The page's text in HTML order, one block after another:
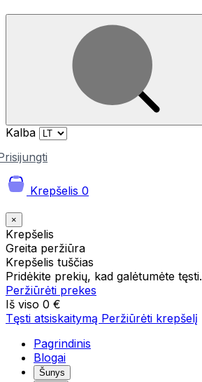
Kalba
Krepšelis 0
×
Krepšelis
Greita peržiūra
Krepšelis tuščias
Pridėkite prekių, kad galėtumėte tęsti.
Peržiūrėti prekes
Iš viso 0 €
Tęsti atsiskaitymą Peržiūrėti krepšelį
Pagrindinis
Blogai
Šunys